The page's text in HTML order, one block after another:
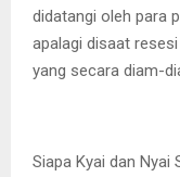
didatangi oleh para
apalagi disaat
yang secara diam-
Siapa Kyai dan Nyai